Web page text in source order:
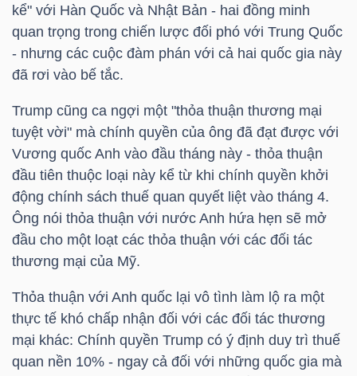
kể" với Hàn Quốc và Nhật Bản - hai đồng minh
quan trọng trong chiến lược đối phó với Trung Quốc
- nhưng các cuộc đàm phán với cả hai quốc gia này
đã rơi vào bế tắc.
Trump cũng ca ngợi một "thỏa thuận thương mại
tuyệt vời" mà chính quyền của ông đã đạt được với
Vương quốc Anh vào đầu tháng này - thỏa thuận
đầu tiên thuộc loại này kể từ khi chính quyền khởi
động chính sách thuế quan quyết liệt vào tháng 4.
Ông nói thỏa thuận với nước Anh hứa hẹn sẽ mở
đầu cho một loạt các thỏa thuận với các đối tác
thương mại của Mỹ.
Thỏa thuận với Anh quốc lại vô tình làm lộ ra một
thực tế khó chấp nhận đối với các đối tác thương
mại khác: Chính quyền Trump có ý định duy trì thuế
quan nền 10% - ngay cả đối với những quốc gia mà
CÔNG
CỤ
TƯ
TRUY
XUẤT
DỮ
LIỆU
Ngành
(-)
VS-